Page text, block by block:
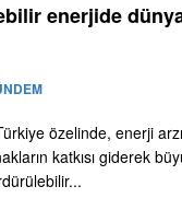
enerjide
özelinde, enerji
katkısı giderek